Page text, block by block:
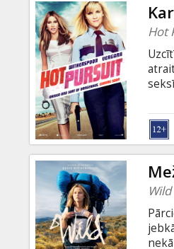
Hot
Wild